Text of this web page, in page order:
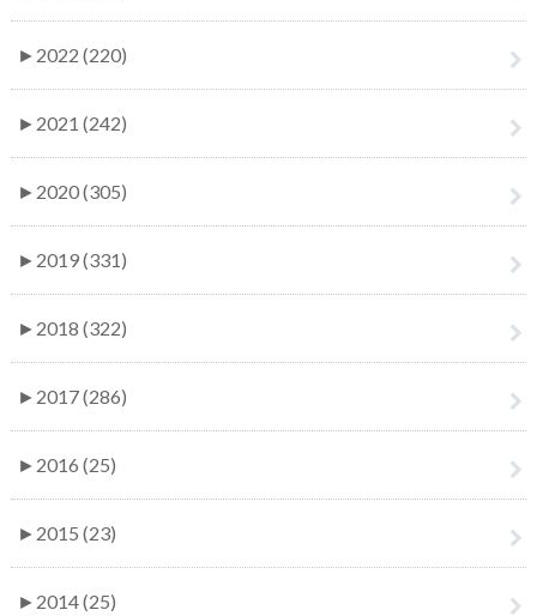
► 2022 (220)
► 2021 (242)
► 2020 (305)
► 2019 (331)
► 2018 (322)
► 2017 (286)
► 2016 (25)
► 2015 (23)
► 2014 (25)